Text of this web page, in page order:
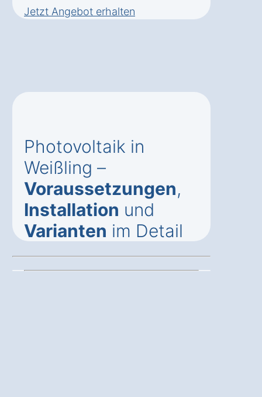
Jetzt Angebot erhalten
Photovoltaik in
Weißling –
Voraussetzungen,
Installation und
Varianten im Detail